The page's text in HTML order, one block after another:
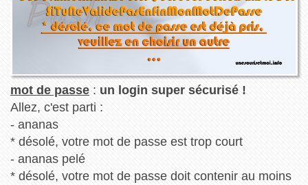
mot de passe: un login super sécurisé !
Allez, c'est parti :
- ananas
* désolé, votre mot de passe est trop court
- ananas pelé
* désolé, votre mot de passe doit contenir au moins